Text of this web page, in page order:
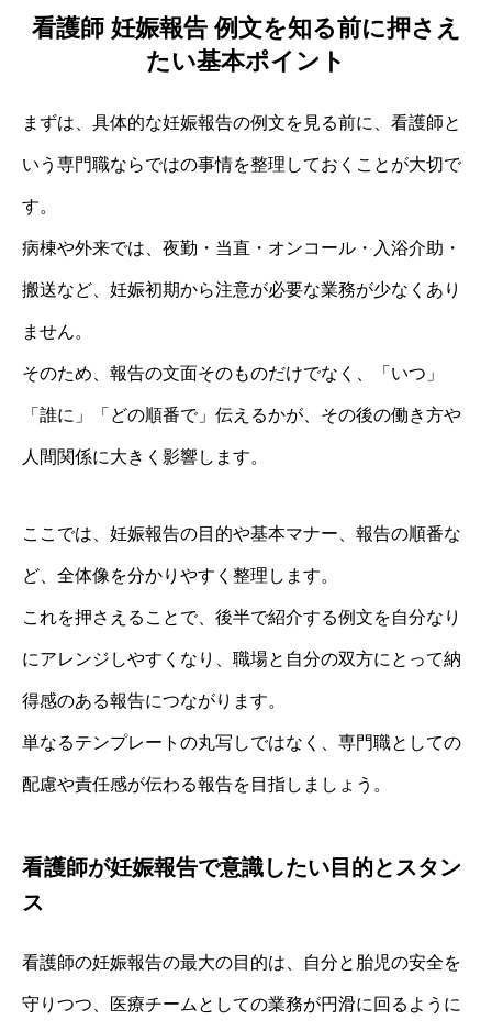
看護師 妊娠報告 例文を知る前に押さえ
たい基本ポイント
まずは、具体的な妊娠報告の例文を見る前に、看護師と
いう専門職ならではの事情を整理しておくことが大切で
す。
病棟や外来では、夜勤・当直・オンコール・入浴介助・
搬送など、妊娠初期から注意が必要な業務が少なくあり
ません。
そのため、報告の文面そのものだけでなく、「いつ」
「誰に」「どの順番で」伝えるかが、その後の働き方や
人間関係に大きく影響します。
ここでは、妊娠報告の目的や基本マナー、報告の順番な
ど、全体像を分かりやすく整理します。
これを押さえることで、後半で紹介する例文を自分なり
にアレンジしやすくなり、職場と自分の双方にとって納
得感のある報告につながります。
単なるテンプレートの丸写しではなく、専門職としての
配慮や責任感が伝わる報告を目指しましょう。
看護師が妊娠報告で意識したい目的とスタン
ス
看護師の妊娠報告の最大の目的は、自分と胎児の安全を
守りつつ、医療チームとしての業務が円滑に回るように